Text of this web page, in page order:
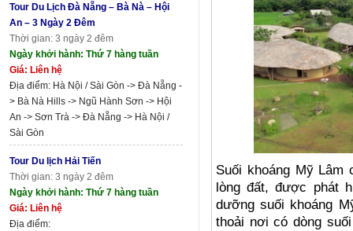
Tour Du Lịch Đà Nẵng – Bà Nà – Hội
An – 3 Ngày 2 Đêm
Thời gian: 3 ngày 2 đêm
Ngày khởi hành: Thứ 7 hàng tuần
Giá: Liên hệ
Địa điểm: Hà Nội / Sài Gòn -> Đà Nẵng -
> Bà Nà Hills -> Ngũ Hành Sơn -> Hội
An -> Sơn Trà -> Đà Nẵng -> Hà Nội /
Sài Gòn
Tour Du lịch Hải Tiến
Thời gian: 3 ngày 2 đêm
Ngày khởi hành: Thứ 7 hàng tuần
Giá: Liên hệ
Địa điểm:
Suối khoáng Mỹ Lâm
lòng đất, được phát
dưỡng suối khoáng
thoải nơi có dòng